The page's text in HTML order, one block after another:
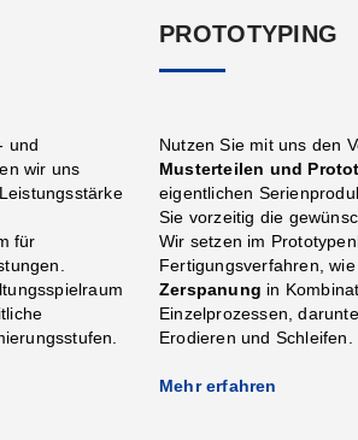
und
wir uns
Leistungsstärke
für
PROTOTYPING
Nutzen Sie mit uns den
Musterteilen und
eigentlichen
Sie vorzeitig die
Wir setzen im
Fertigungsverfahren,
Zerspanung in
Einzelprozessen,
Erodieren und Schleifen.
Mehr erfahren